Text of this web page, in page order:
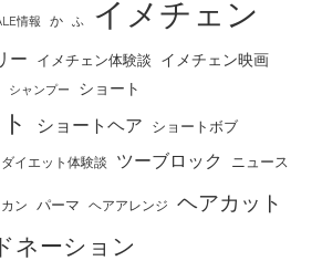
情報 か ふ イメチェン
ー イメチェン体験談 イメチェン映画
シャンプー ショート
ショートヘア ショートボブ
ダイエット体験談 ツーブロック ニュース
ン パーマ ヘアアレンジ ヘアカット
ネーション